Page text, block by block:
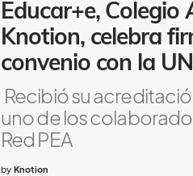
Educar+e, Colegio
Knotion, celebra
convenio con la
Recibió su
uno de los
Red PEA
by Knotion